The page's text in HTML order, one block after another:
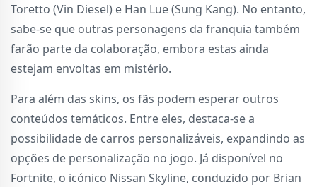
Toretto (Vin Diesel) e Han Lue (Sung Kang). No entanto,
sabe-se que outras personagens da franquia também
farão parte da colaboração, embora estas ainda
estejam envoltas em mistério.
Para além das skins, os fãs podem esperar outros
conteúdos temáticos. Entre eles, destaca-se a
possibilidade de carros personalizáveis, expandindo as
opções de personalização no jogo. Já disponível no
Fortnite, o icónico Nissan Skyline, conduzido por Brian